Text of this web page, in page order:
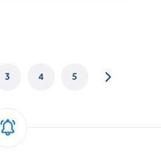
3 4 5